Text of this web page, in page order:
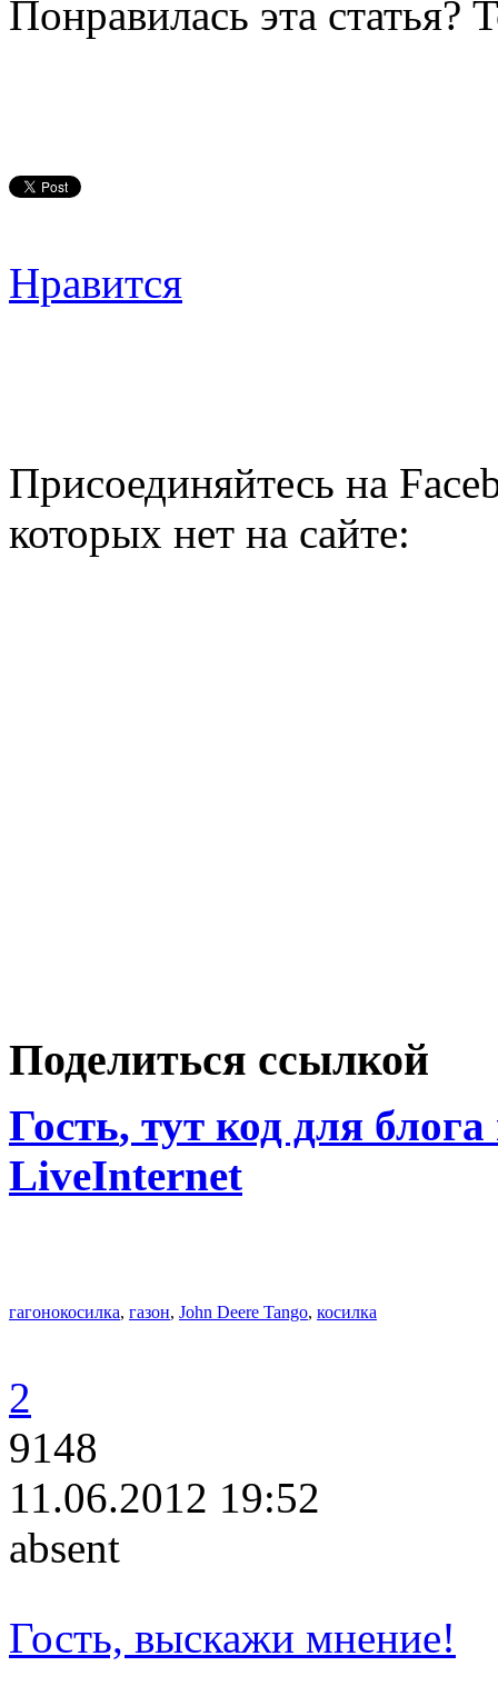
Понравилась эта статья?
Нравится
Присоединяйтесь на
которых нет на сайте:
Поделиться ссылкой
Гость, тут код для
LiveInternet
гагонокосилка, газон, John Deere Tango, косилка
2
9148
11.06.2012 19:52
absent
Гость, выскажи мнение!